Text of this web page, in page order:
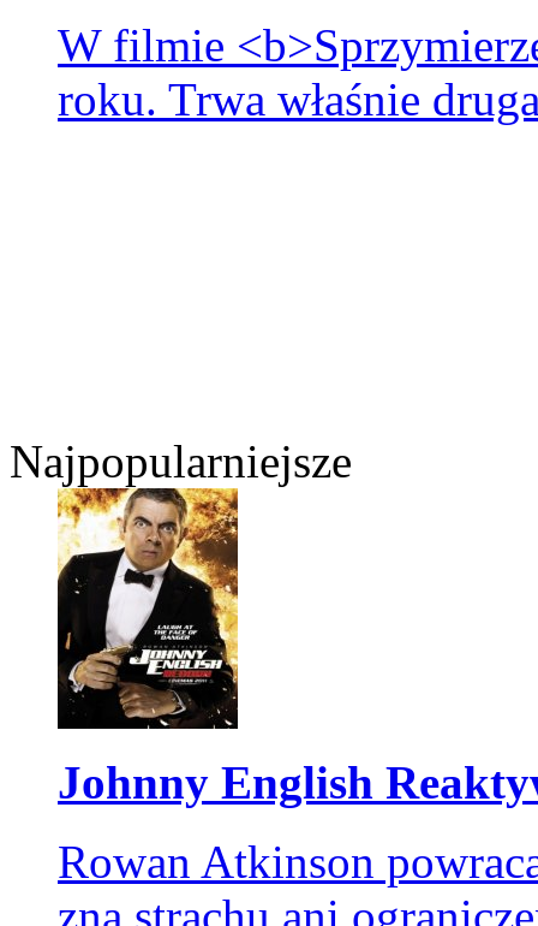
W filmie
roku. Trwa właśnie
Najpopularniejsze
Johnny English
Rowan Atkinson
zna strachu ani